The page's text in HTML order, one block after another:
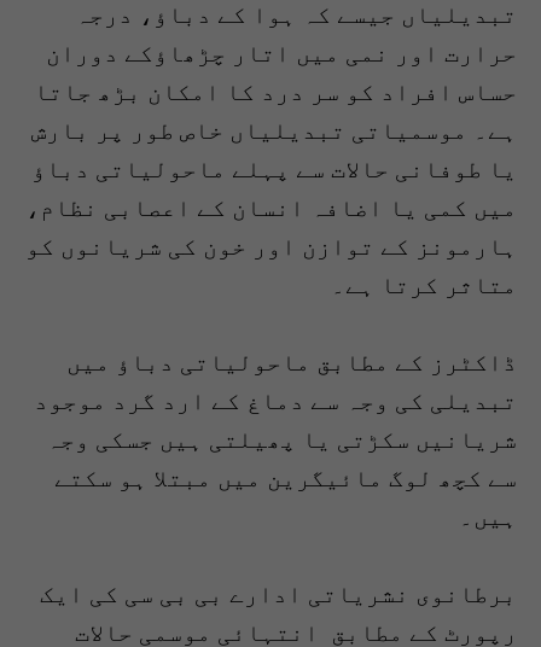
تبدیلیاں جیسے کہ ہوا کے دباؤ، درجہ
حرارت اور نمی میں اتار چڑھاؤکے دوران
حساس افراد کو سر درد کا امکان بڑھ جاتا
ہے۔ موسمیاتی تبدیلیاں خاص طور پر بارش
یا طوفانی حالات سے پہلے ماحولیاتی دباؤ
میں کمی یا اضافہ انسان کے اعصابی نظام،
ہارمونز کے توازن اور خون کی شریانوں کو
متاثر کرتا ہے۔
ڈاکٹرز کے مطابق ماحولیاتی دباؤ میں
تبدیلی کی وجہ سے دماغ کے ارد گرد موجود
شریانیں سکڑتی یا پھیلتی ہیں جسکی وجہ
سے کچھ لوگ مائیگرین میں مبتلا ہو سکتے
ہیں۔
برطانوی نشریاتی ادارے بی بی سی کی ایک
رپورٹ کے مطابق انتہائی موسمی حالات